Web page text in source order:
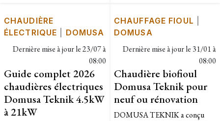
CHAUDIÈRE
ÉLECTRIQUE
DOMUSA
Dernière mise à jour le23/07 à
08:00
Guide complet 2026
chaudières électriques
Domusa Teknik 4.5kW
à 21kW
CHAUFFAGE FIOUL
DOMUSA
Dernière mise à jour le 31/01 à
08:00
Chaudière biofioul
Domusa Teknik pour
neuf ou rénovation
DOMUSA TEKNIK a conçu